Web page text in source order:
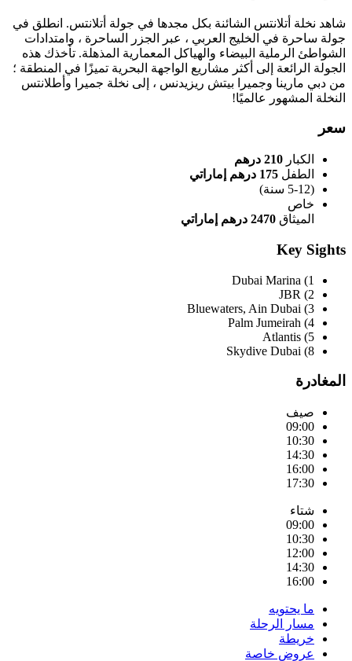
شاهد نخلة أتلانتس الشائنة بكل مجدها في جولة أتلانتس. انطلق في
جولة ساحرة في الخليج العربي ، عبر الجزر الساحرة ، وامتدادات
الشواطئ الرملية البيضاء والهياكل المعمارية المذهلة. تأخذك هذه
الجولة الرائعة إلى أكثر مشاريع الواجهة البحرية تميزًا في المنطقة ؛
من دبي مارينا وجميرا بيتش ريزيدنس ، إلى نخلة جميرا وأطلانتس
النخلة المشهور عالميًا!
سعر
الكبار 210 درهم
الطفل 175 درهم إماراتي
(5-12 سنة)
خاص
الميثاق 2470 درهم إماراتي
Key Sights
1) Dubai Marina
2) JBR
3) Bluewaters, Ain Dubai
4) Palm Jumeirah
5) Atlantis
8) Skydive Dubai
المغادرة
صيف
09:00
10:30
14:30
16:00
17:30
شتاء
09:00
10:30
12:00
14:30
16:00
ما يحتويه
مسار الرحلة
خريطة
عروض خاصة